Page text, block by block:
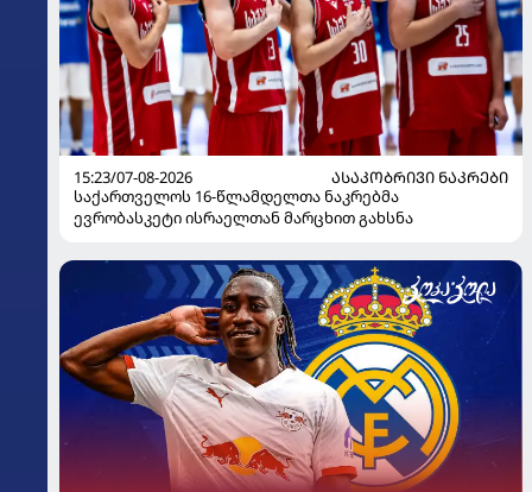
15:23/07-08-2026
ᲐᲡᲐᲙᲝᲑᲠᲘᲕᲘ ᲜᲐᲙᲠᲔᲑᲘ
საქართველოს 16-წლამდელთა ნაკრებმა
ევრობასკეტი ისრაელთან მარცხით გახსნა